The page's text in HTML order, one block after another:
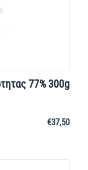
77% 300g
€37,50